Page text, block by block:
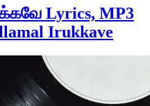
Lyrics, MP3
Irukkave